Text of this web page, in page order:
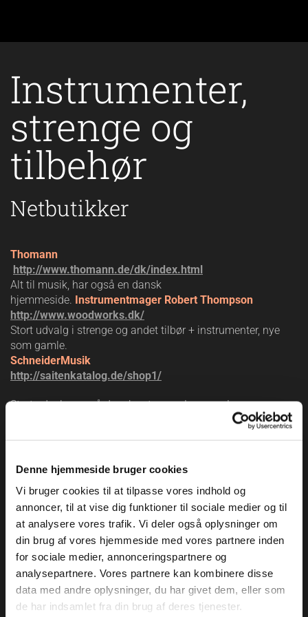
Denne hjemmeside bruger cookies
Vi bruger cookies til at tilpasse vores indhold og
annoncer, til at vise dig funktioner til sociale medier og til
at analysere vores trafik. Vi deler også oplysninger om
din brug af vores hjemmeside med vores partnere inden
for sociale medier, annonceringspartnere og
analysepartnere. Vores partnere kan kombinere disse
data med andre oplysninger, du har givet dem, eller som
de har indsamlet fra din brug af deres tjenester.
Instrumenter,
strenge og
tilbehør
Netbutikker
Thomann
http://www.thomann.de/dk/index.html
Alt til musik, har også en dansk
hjemmeside. Instrumentmager Robert Thompson
http://www.woodworks.dk/
Stort udvalg i strenge og andet tilbør + instrumenter, nye
som gamle.
SchneiderMusik
http://saitenkatalog.de/shop1/
Stort udvalg - også danske strenge Jagar og Larsen +
noder og andet musiktilbehør som nodestativer, lamper o.l.
thestringzone
http://www.thestringzone.co.uk/
Stort udvalg - også danske strenge Jagar og Larsen
Musikproduktiv